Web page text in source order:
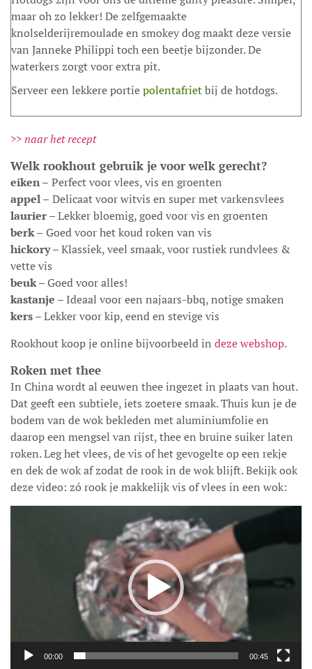
maar oh zo lekker! De zelfgemaakte
knolselderijremoulade en smokey dog maakt deze versie
van Janneke Philippi toch een beetje bijzonder. De
waterkers zorgt voor extra pit.
Serveer een lekkere portiepolentafrietbij de hotdogs.
>> naar het recept
Welk rookhout gebruik je voor welk gerecht?
eiken – Perfect voor vlees, vis en groenten
appel – Delicaat voor witvis en super met varkensvlees
laurier– Lekker bloemig, goed voor vis en groenten
berk – Goed voor het koud roken van vis
hickory– Klassiek, veel smaak, voor rustiek rundvlees &
vette vis
beuk– Goed voor alles!
kastanje – Ideaal voor een najaars-bbq, notige smaken
kers– Lekker voor kip, eend en stevige vis
Rookhout koop je online bijvoorbeeld in deze webshop.
Roken met thee
In China wordt al eeuwen thee ingezet in plaats van hout.
Dat geeft een subtiele, iets zoetere smaak. Thuis kun je de
bodem van de wok bekleden met aluminiumfolie en
daarop een mengsel van rijst, thee en bruine suiker laten
roken. Leg het vlees, de vis of het gevogelte op een rekje
en dek de wok af zodat de rook in de wok blijft. Bekijk ook
deze video: zó rook je makkelijk vis of vlees in een wok:
00:00 00:45